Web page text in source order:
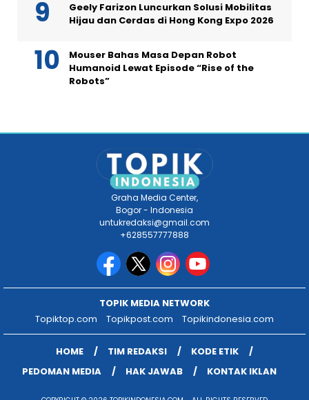
Geely Farizon Luncurkan Solusi Mobilitas
Hijau dan Cerdas di Hong Kong Expo 2026
Mouser Bahas Masa Depan Robot
Humanoid Lewat Episode “Rise of the
Robots”
Graha Media Center,
Bogor - Indonesia
untukredaksi@gmail.com
+628557777888
TOPIK MEDIA NETWORK
Topiktop.com
Topikpost.com Topikindonesia.com
HOME TIM REDAKSI
KODE ETIK
PEDOMAN MEDIA
HAK JAWAB KONTAK IKLAN